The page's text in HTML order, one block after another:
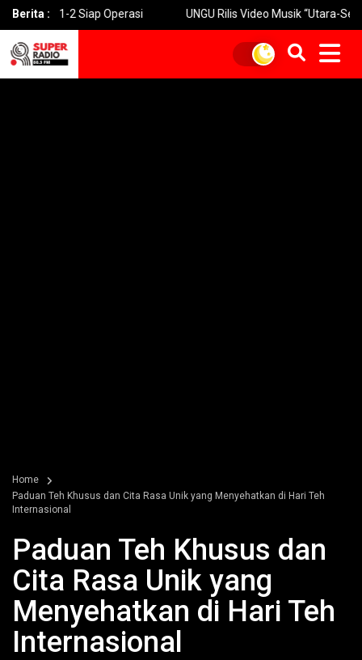
Berita :
1-2 Siap Operasi UNGU Rilis Video Musik “Utara-Selatan”
Home
Paduan Teh Khusus dan Cita Rasa Unik yang Menyehatkan di Hari Teh
Internasional
Paduan Teh Khusus dan
Cita Rasa Unik yang
Menyehatkan di Hari Teh
Internasional